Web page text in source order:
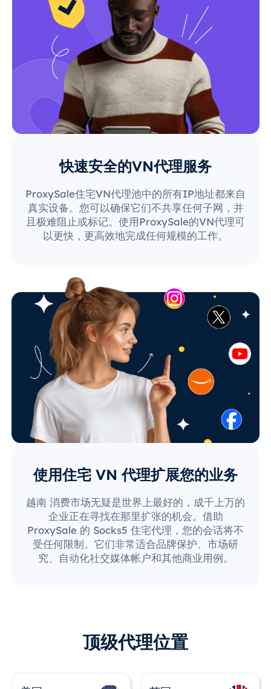
快速安全的VN代理服务
ProxySale住宅VN代理池中的所有IP地址都来自
真实设备。您可以确保它们不共享任何子网，并
且极难阻止或标记。使用ProxySale的VN代理可
以更快，更高效地完成任何规模的工作。
使用住宅 VN 代理扩展您的业务
越南 消费市场无疑是世界上最好的，成千上万的
企业正在寻找在那里扩张的机会。借助
ProxySale 的 Socks5 住宅代理，您的会话将不
受任何限制。它们非常适合品牌保护、市场研
究、自动化社交媒体帐户和其他商业用例。
顶级代理位置